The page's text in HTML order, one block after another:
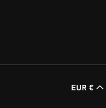
EUR €